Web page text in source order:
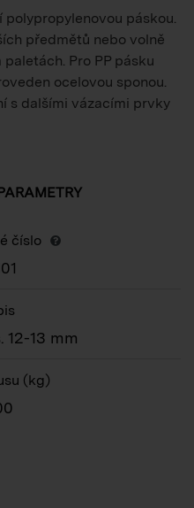
páskou.
předmětů nebo volně
Pro PP pásku
ocelovou sponou.
s dalšími vázacími prvky
číslo
12-13 mm
(kg)